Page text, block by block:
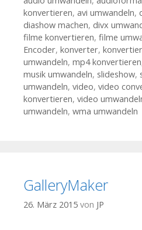
konvertieren, avi umwandeln,
diashow machen, divx
filme konvertieren, filme
Encoder, konverter,
umwandeln, mp4 konvertieren
musik umwandeln, slideshow,
umwandeln, video, video
konvertieren, video
umwandeln, wma umwandeln
GalleryMaker
26. März 2015 von JP